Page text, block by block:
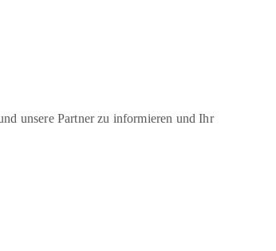
unsere Partner zu informieren und Ihr